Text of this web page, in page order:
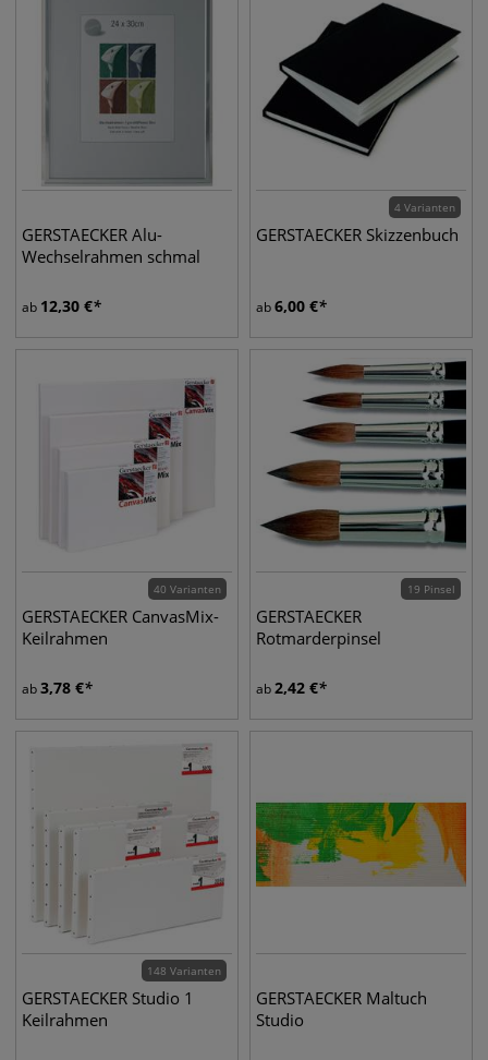
GERSTAECKER Alu-
Wechselrahmen schmal
ab 12,30 €
4 Varianten
GERSTAECKER Skizzenbuch
ab6,00 €
40 Varianten
GERSTAECKER CanvasMix-
Keilrahmen
ab3,78 €
19 Pinsel
GERSTAECKER
Rotmarderpinsel
ab2,42 €
148 Varianten
GERSTAECKER Studio 1
Keilrahmen
GERSTAECKER Maltuch
Studio